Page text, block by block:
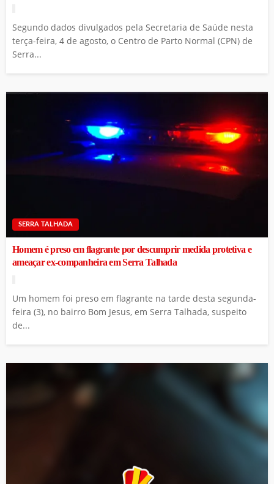
Segundo dados divulgados pela Secretaria de Saúde nesta
terça-feira, 4 de agosto, o Centro de Parto Normal (CPN) de
Serra...
SERRA TALHADA
Homem é preso em flagrante por descumprir medida protetiva e
ameaçar ex-companheira em Serra Talhada
Um homem foi preso em flagrante na tarde desta segunda-
feira (3), no bairro Bom Jesus, em Serra Talhada, suspeito
de...